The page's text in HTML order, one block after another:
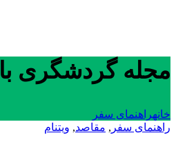
مجله گردشگری
خانهراهنمای سفر
راهنمای سفر , مقاصد, ویتنام